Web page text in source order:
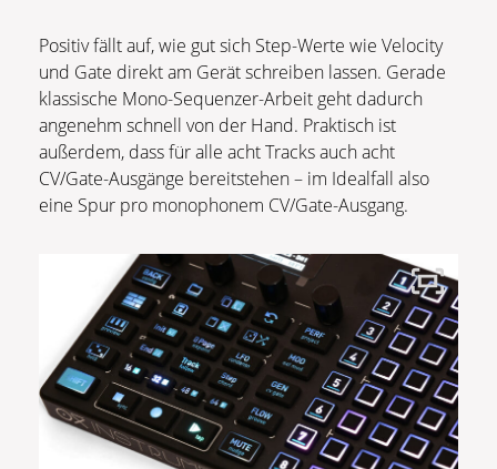
Positiv fällt auf, wie gut sich Step-Werte wie Velocity
und Gate direkt am Gerät schreiben lassen. Gerade
klassische Mono-Sequenzer-Arbeit geht dadurch
angenehm schnell von der Hand. Praktisch ist
außerdem, dass für alle acht Tracks auch acht
CV/Gate-Ausgänge bereitstehen – im Idealfall also
eine Spur pro monophonem CV/Gate-Ausgang.